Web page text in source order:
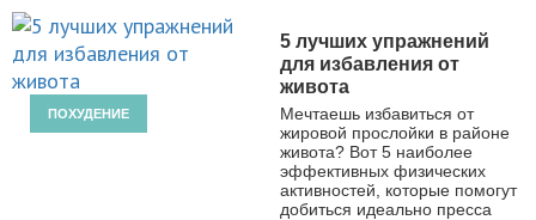
ПОХУДЕНИЕ
5 лучших упражнений
для избавления от
живота
Мечтаешь избавиться от
жировой прослойки в районе
живота? Вот 5 наиболее
эффективных физических
активностей, которые помогут
добиться идеально пресса